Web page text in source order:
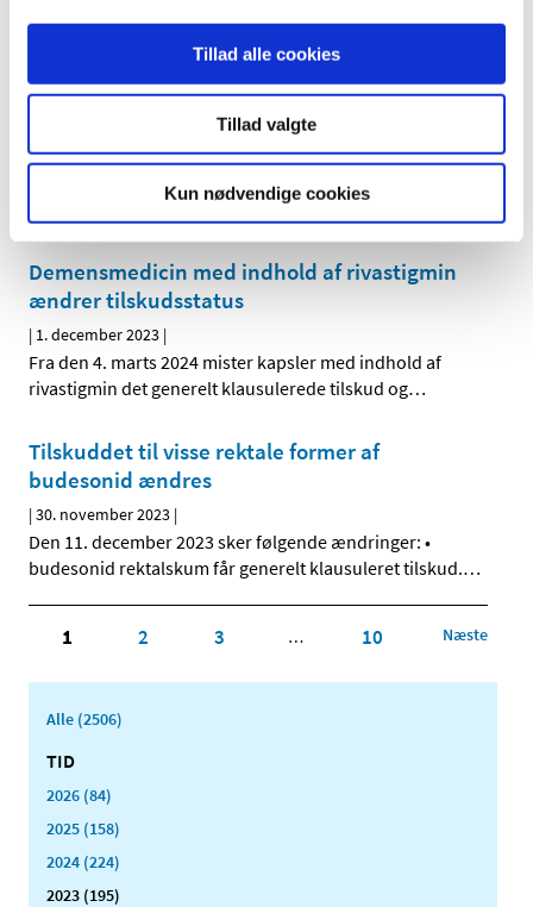
Tillad alle cookies
Tillad valgte
Kun nødvendige cookies
folsyre generelt klausuleret tilskud. De har ikke tilskud i…
Evaluering af den fælleseuropæiske indsats
|1. december 2023|
En ny rapport evaluerer de europæiske
lægemiddelmyndigheders samarbejde under
Demensmedicin med indhold af rivastigmin
ændrer tilskudsstatus
| 1. december 2023 |
Fra den 4. marts 2024 mister kapsler med indhold af
rivastigmin det generelt klausulerede tilskud og…
Tilskuddet til visse rektale former af
budesonid ændres
|30. november 2023 |
Den 11. december 2023 sker følgende ændringer: •
budesonid rektalskum får generelt klausuleret tilskud.…
1 2 3 … 10 Næste
Alle (2506)
TID
2026 (84)
2025 (158)
2024 (224)
2023 (195)